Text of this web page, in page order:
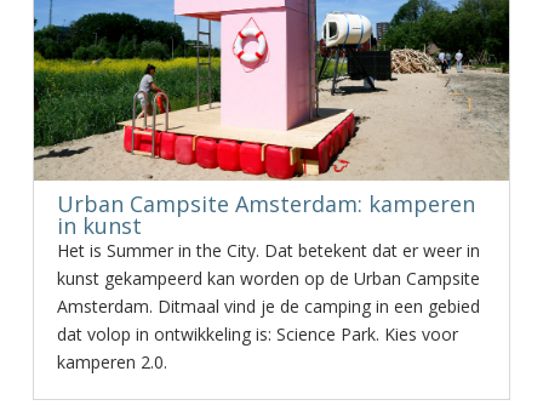
Urban Campsite Amsterdam: kamperen
in kunst
Het is Summer in the City. Dat betekent dat er weer in
kunst gekampeerd kan worden op de Urban Campsite
Amsterdam. Ditmaal vind je de camping in een gebied
dat volop in ontwikkeling is: Science Park. Kies voor
kamperen 2.0.